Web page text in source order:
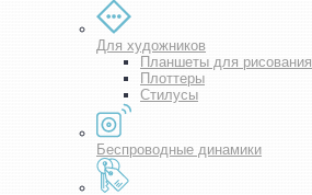
Для художников
Планшеты для рисования
Плоттеры
Стилусы
Беспроводные динамики